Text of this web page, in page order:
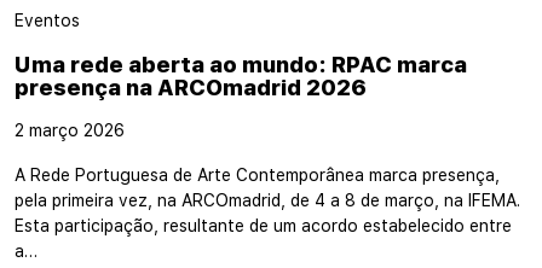
Eventos
Uma rede aberta ao mundo: RPAC marca
presença na ARCOmadrid 2026
2 março 2026
A Rede Portuguesa de Arte Contemporânea marca presença,
pela primeira vez, na ARCOmadrid, de 4 a 8 de março, na IFEMA.
Esta participação, resultante de um acordo estabelecido entre
a…